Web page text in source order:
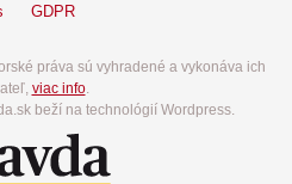
GDPR
práva sú vyhradené a vykonáva ich
viac info.
beží na technológií Wordpress.